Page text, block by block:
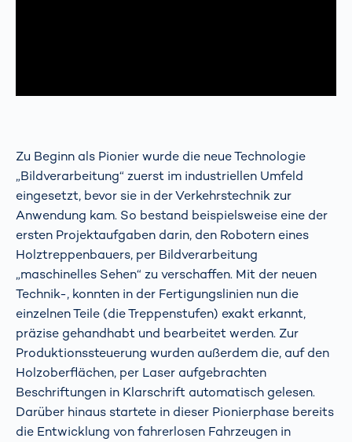
Zu Beginn als Pionier wurde die neue Technologie
„Bildverarbeitung“ zuerst im industriellen Umfeld
eingesetzt, bevor sie in der Verkehrstechnik zur
Anwendung kam. So bestand beispielsweise eine der
ersten Projektaufgaben darin, den Robotern eines
Holztreppenbauers, per Bildverarbeitung
„maschinelles Sehen“ zu verschaffen. Mit der neuen
Technik-, konnten in der Fertigungslinien nun die
einzelnen Teile (die Treppenstufen) exakt erkannt,
präzise gehandhabt und bearbeitet werden. Zur
Produktionssteuerung wurden außerdem die, auf den
Holzoberflächen, per Laser aufgebrachten
Beschriftungen in Klarschrift automatisch gelesen.
Darüber hinaus startete in dieser Pionierphase bereits
die Entwicklung von fahrerlosen Fahrzeugen in